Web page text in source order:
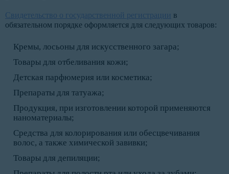
Свидетельство о государственной регистрации в
обязательном порядке оформляется для следующих товаров:
Кремы, лосьоны для искусственного загара;
Товары для отбеливания кожи;
Детская парфюмерия или косметика;
Препараты для татуажа;
Продукция, при изготовлении которой применяются
наноматериалы;
Средства для колорирования или обесцвечивания
волос, а также химической завивки;
Товары для депиляции;